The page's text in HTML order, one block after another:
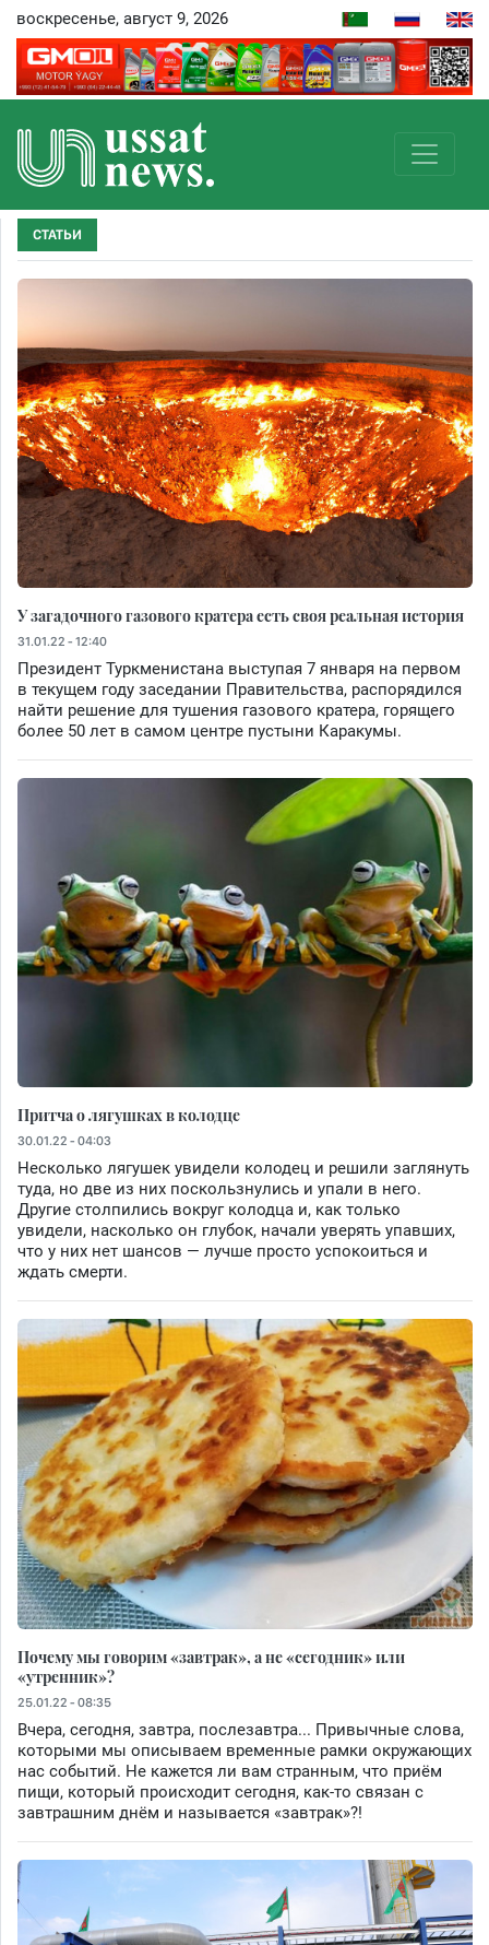
воскресенье, август 9, 2026
СТАТЬИ
У загадочного газового кратера есть своя реальная история
31.01.22 - 12:40
Президент Туркменистана выступая 7 января на первом
в текущем году заседании Правительства, распорядился
найти решение для тушения газового кратера, горящего
более 50 лет в самом центре пустыни Каракумы.
Притча о лягушках в колодце
30.01.22 - 04:03
Несколько лягушек увидели колодец и решили заглянуть
туда, но две из них поскользнулись и упали в него.
Другие столпились вокруг колодца и, как только
увидели, насколько он глубок, начали уверять упавших,
что у них нет шансов — лучше просто успокоиться и
ждать смерти.
Почему мы говорим «завтрак», а не «сегодник» или
«утренник»?
25.01.22 - 08:35
Вчера, сегодня, завтра, послезавтра... Привычные слова,
которыми мы описываем временные рамки окружающих
нас событий. Не кажется ли вам странным, что приём
пищи, который происходит сегодня, как-то связан с
завтрашним днём и называется «завтрак»?!